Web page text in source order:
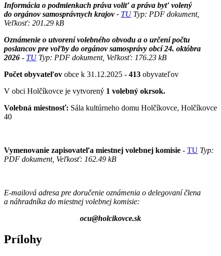
Informácia o podmienkach práva voliť a práva byť volený
do orgánov samosprávnych krajov - TUTyp: PDF dokument,
Veľkosť: 201.29 kB
Oznámenie o utvorení volebného obvodu a o určení počtu
poslancov pre voľby do orgánov samosprávy obcí 24. októbra
2026 - TUTyp: PDF dokument, Veľkosť: 176.23 kB
Počet obyvateľov obce k 31.12.2025 - 413 obyvateľov
V obci Holčíkovce je vytvorený 1 volebný okrsok.
Volebná miestnosť: Sála kultúrneho domu Holčíkovce, Holčíkovce
40
Vymenovanie zapisovateľa miestnej volebnej komisie - TU Typ:
PDF dokument, Veľkosť: 162.49 kB
E-mailová adresa pre doručenie oznámenia o delegovaní člena
a náhradníka do miestnej volebnej komisie:
ocu@holcikovce.sk
Prílohy